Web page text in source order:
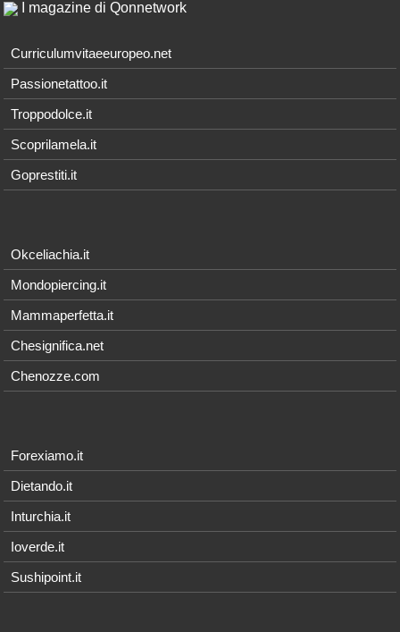
I magazine di Qonnetwork
Curriculumvitaeeuropeo.net
Passionetattoo.it
Troppodolce.it
Scoprilamela.it
Goprestiti.it
Okceliachia.it
Mondopiercing.it
Mammaperfetta.it
Chesignifica.net
Chenozze.com
Forexiamo.it
Dietando.it
Inturchia.it
Ioverde.it
Sushipoint.it